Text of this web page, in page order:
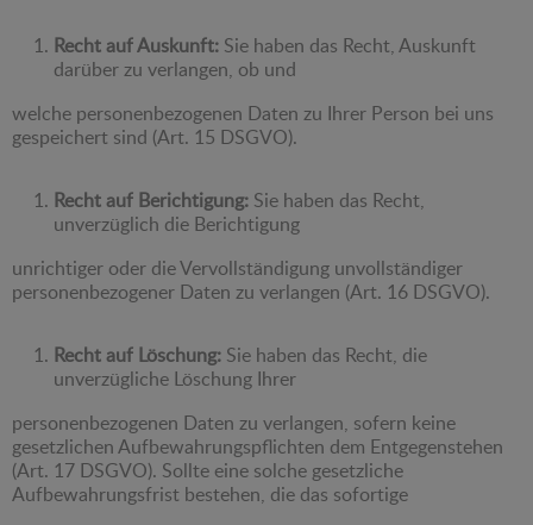
Recht auf Auskunft: Sie haben das Recht, Auskunft
darüber zu verlangen, ob und
welche personenbezogenen Daten zu Ihrer Person bei uns
gespeichert sind (Art. 15 DSGVO).
Recht auf Berichtigung: Sie haben das Recht,
unverzüglich die Berichtigung
unrichtiger oder die Vervollständigung unvollständiger
personenbezogener Daten zu verlangen (Art. 16 DSGVO).
Recht auf Löschung: Sie haben das Recht, die
unverzügliche Löschung Ihrer
personenbezogenen Daten zu verlangen, sofern keine
gesetzlichen Aufbewahrungspflichten dem Entgegenstehen
(Art. 17 DSGVO). Sollte eine solche gesetzliche
Aufbewahrungsfrist bestehen, die das sofortige